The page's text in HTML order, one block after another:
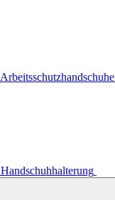
Arbeitsschutzhandschuhe
Handschuhhalterung